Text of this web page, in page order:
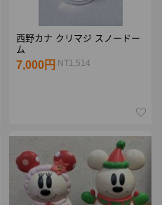
西野カナ クリマジ スノードー
ム
7,000円 NT1,514